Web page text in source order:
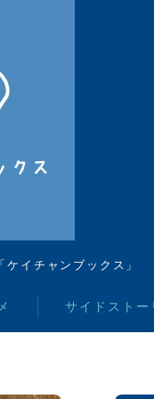
イチャンブックス」
サイドストー